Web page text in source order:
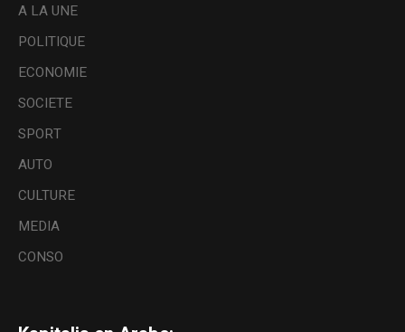
A LA UNE
POLITIQUE
ECONOMIE
SOCIETE
SPORT
AUTO
CULTURE
MEDIA
CONSO